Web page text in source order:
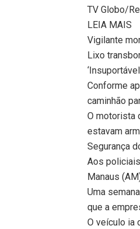
TV Globo/
LEIA MAIS
Vigilante
Lixo
Conforme
caminhão
O motorista
estavam
Segurança
Aos
Manaus
Uma
que a
O veículo ia